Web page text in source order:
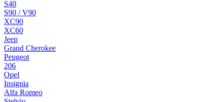
S40
S90 / V90
XC90
XC60
Jeep
Grand Cherokee
Peugeot
206
Opel
Insignia
Alfa Romeo